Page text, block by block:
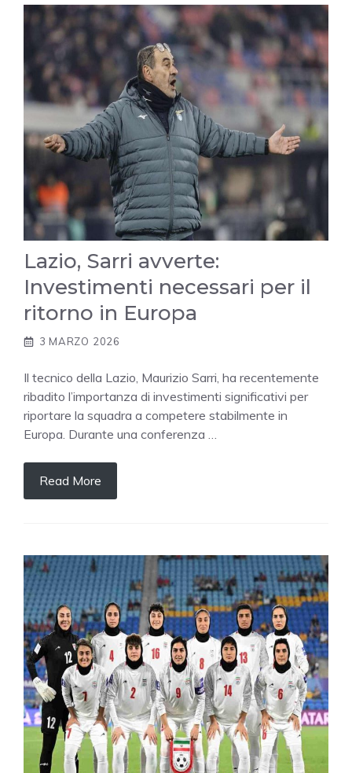
Lazio, Sarri avverte:
Investimenti necessari per il
ritorno in Europa
3 MARZO 2026
Il tecnico della Lazio, Maurizio Sarri, ha recentemente
ribadito l’importanza di investimenti significativi per
riportare la squadra a competere stabilmente in
Europa. Durante una conferenza …
Read More